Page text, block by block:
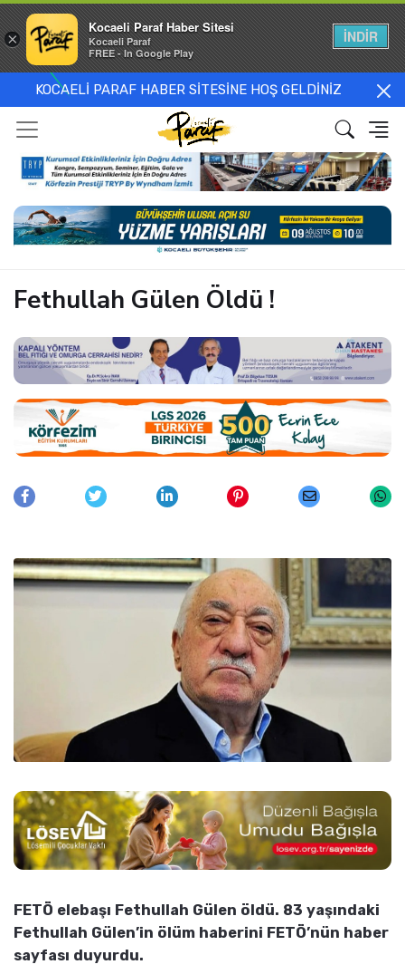
KOCAELİ PARAF HABER SİTESİNE HOŞ GELDİNİZ
Fethullah Gülen Öldü !
FETÖ elebaşı Fethullah Gülen öldü. 83 yaşındaki
Fethullah Gülen’in ölüm haberini FETÖ’nün haber
sayfası duyurdu.
×
Kocaeli Paraf Haber Sitesi
Kocaeli Paraf
FREE - In Google Play
İNDİR